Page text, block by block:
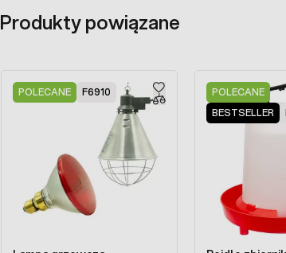
Produkty powiązane
POLECANE F6910
POLECANE
BESTSELLER